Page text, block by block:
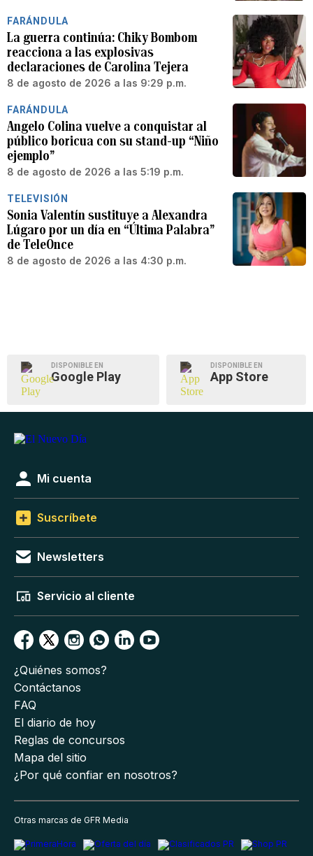
FARÁNDULA
La guerra continúa: Chiky Bombom
reacciona a las explosivas
declaraciones de Carolina Tejera
8 de agosto de 2026 a las 9:29 p.m.
FARÁNDULA
Angelo Colina vuelve a conquistar al
público boricua con su stand-up “Niño
ejemplo”
8 de agosto de 2026 a las 5:19 p.m.
TELEVISIÓN
Sonia Valentín sustituye a Alexandra
Lúgaro por un día en “Última Palabra”
de TeleOnce
8 de agosto de 2026 a las 4:30 p.m.
DISPONIBLE EN
Google Play
DISPONIBLE EN
App Store
Mi cuenta
Suscríbete
Newsletters
Servicio al cliente
¿Quiénes somos?
Contáctanos
FAQ
El diario de hoy
Reglas de concursos
Mapa del sitio
¿Por qué confiar en nosotros?
Otras marcas de GFR Media